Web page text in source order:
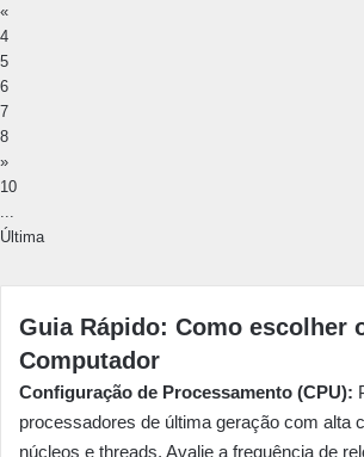
«
4
5
6
7
8
»
10
Última
Guia Rápido: Como escolher
Computador
Configuração de Processamento (CPU):
processadores de última geração com alta
núcleos e threads. Avalie a frequência de